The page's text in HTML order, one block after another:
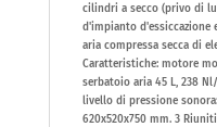
cilindri a secco (privo di
d'impianto
aria compressa secca di
Caratteristiche: motore
serbatoio aria 45 L, 238
livello di pressione
620x520x750 mm. 3